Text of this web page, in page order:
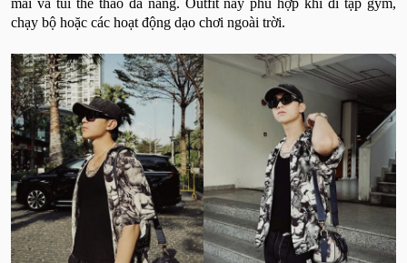
chạy bộ hoặc các hoạt động dạo chơi ngoài trời.